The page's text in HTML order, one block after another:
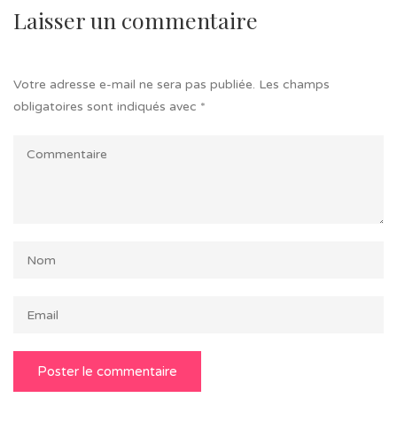
Laisser un commentaire
Votre adresse e-mail ne sera pas publiée. Les champs
obligatoires sont indiqués avec *